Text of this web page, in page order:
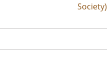
Society)